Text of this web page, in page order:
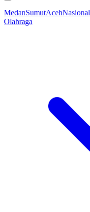
MedanSumutAcehNasional
Olahraga